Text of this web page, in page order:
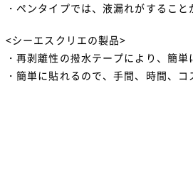
・ペンタイプでは、液漏れがすること
<シーエスクリエの製品>
・再剥離性の撥水テープにより、簡
・簡単に貼れるので、手間、時間、コ